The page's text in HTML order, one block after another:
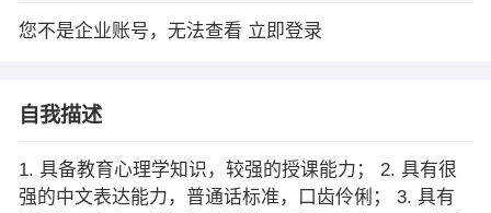
您不是企业账号，无法查看 立即登录
自我描述
1. 具备教育心理学知识，较强的授课能力； 2. 具有很
强的中文表达能力，普通话标准，口齿伶俐； 3. 具有